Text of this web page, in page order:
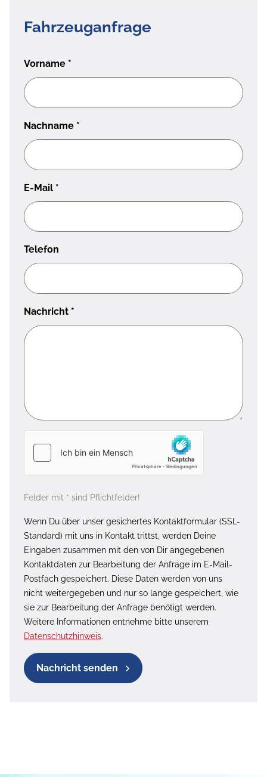
Fahrzeuganfrage
Vorname *
Nachname *
E-Mail *
Telefon
Nachricht *
Felder mit * sind Pflichtfelder!
Wenn Du über unser gesichertes Kontaktformular (SSL-
Standard) mit uns in Kontakt trittst, werden Deine
Eingaben zusammen mit den von Dir angegebenen
Kontaktdaten zur Bearbeitung der Anfrage im E-Mail-
Postfach gespeichert. Diese Daten werden von uns
nicht weitergegeben und nur so lange gespeichert, wie
sie zur Bearbeitung der Anfrage benötigt werden.
Weitere Informationen entnehme bitte unserem
Datenschutzhinweis.
Nachricht senden